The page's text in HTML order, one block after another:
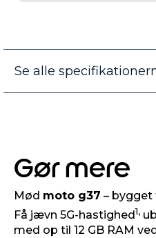
Se alle
Gør mere
Mød moto g37 –
Få jævn 5G-hastighed1,
med op til 12 GB RAM